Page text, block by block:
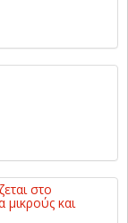
στο
μικρούς και